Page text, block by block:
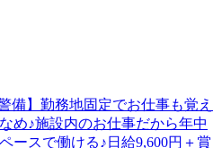
備】勤務地固定でお仕事も覚え
め♪施設内のお仕事だから年中
ースで働ける♪日給9,600円＋賞